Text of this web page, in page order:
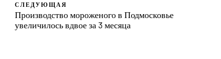
СЛЕДУЮЩАЯ
Производство мороженого в Подмосковье
увеличилось вдвое за 3 месяца